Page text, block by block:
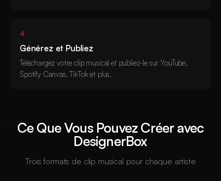
4
Générez et Publiez
Téléchargez votre clip musical et publiez-le sur YouTube,
Spotify Canvas, TikTok et plus.
Ce Que Vous Pouvez Créer avec
DesignerBox
Trois formats de clip musical pour chaque artiste